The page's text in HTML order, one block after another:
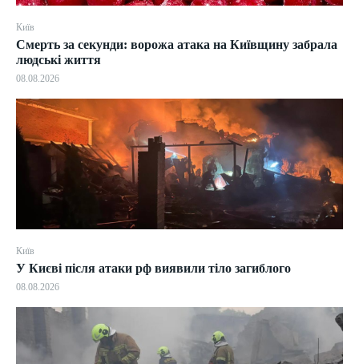
Київ
Смерть за секунди: ворожа атака на Київщину забрала
людські життя
08.08.2026
Київ
У Києві після атаки рф виявили тіло загиблого
08.08.2026